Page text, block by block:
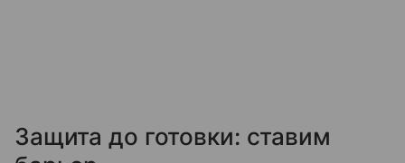
Защита до готовки: ставим